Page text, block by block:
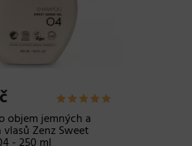
objem jemných a
Zenz Sweet